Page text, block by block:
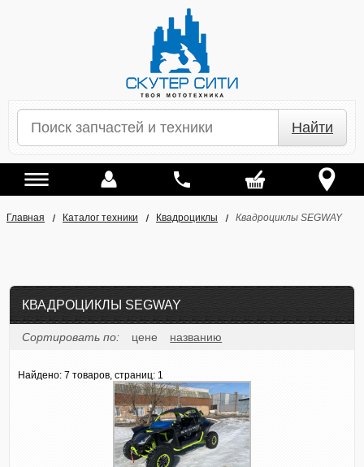
Найти
Главная Каталог техники Квадроциклы Квадроциклы SEGWAY
КВАДРОЦИКЛЫ SEGWAY
Сортировать по: цене названию
Найдено: 7 товаров, страниц: 1